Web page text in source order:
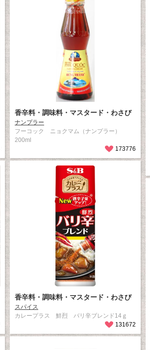
香辛料・調味料・マスタード・わさび
ナンプラー
フーコック ニョクマム（ナンプラー）
200ml
173776
香辛料・調味料・マスタード・わさび
スパイス
カレープラス 鮮烈 バリ辛ブレンド14ｇ
131672